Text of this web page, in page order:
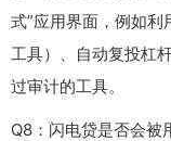
式”应用界面，例如
工具）、自动复投杠
过审计的工具。
Q8：闪电贷是否会被